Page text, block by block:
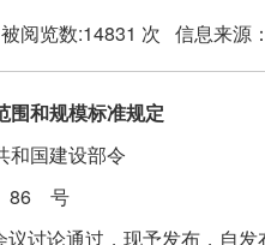
阅览数:14831 次 信息来源：
围和规模标准规定
和国建设部令
86 号
议讨论通过，现予发布，自发